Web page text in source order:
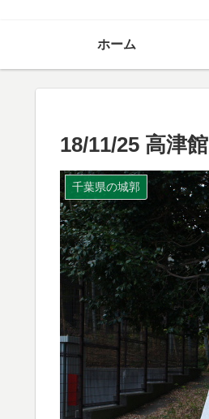
ホーム
18/11/25 高津館
千葉県の城郭